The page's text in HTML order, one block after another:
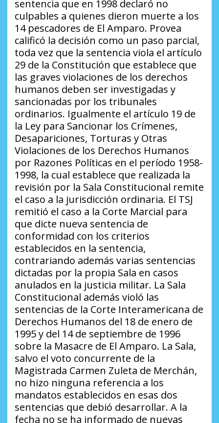
sentencia que en 1998 declaró no
culpables a quienes dieron muerte a los
14 pescadores de El Amparo. Provea
calificó la decisión como un paso parcial,
toda vez que la sentencia viola el artículo
29 de la Constitución que establece que
las graves violaciones de los derechos
humanos deben ser investigadas y
sancionadas por los tribunales
ordinarios. Igualmente el artículo 19 de
la Ley para Sancionar los Crímenes,
Desapariciones, Torturas y Otras
Violaciones de los Derechos Humanos
por Razones Políticas en el período 1958-
1998, la cual establece que realizada la
revisión por la Sala Constitucional remite
el caso a la jurisdicción ordinaria. El TSJ
remitió el caso a la Corte Marcial para
que dicte nueva sentencia de
conformidad con los criterios
establecidos en la sentencia,
contrariando además varias sentencias
dictadas por la propia Sala en casos
anulados en la justicia militar. La Sala
Constitucional además violó las
sentencias de la Corte Interamericana de
Derechos Humanos del 18 de enero de
1995 y del 14 de septiembre de 1996
sobre la Masacre de El Amparo. La Sala,
salvo el voto concurrente de la
Magistrada Carmen Zuleta de Merchán,
no hizo ninguna referencia a los
mandatos establecidos en esas dos
sentencias que debió desarrollar. A la
fecha no se ha informado de nuevas